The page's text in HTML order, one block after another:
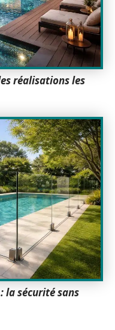
réalisations les
la sécurité sans